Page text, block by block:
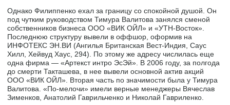
Однако Филиппенко ехал за границу со спокойной душой. Он
под чутким руководством Тимура Валитова занялся сменой
собственников бизнеса ООО «ВИК ОЙЛ» и «УТН-Восток».
Последнюю структуру вывели в оффшор, оформив на
ИНФОТЕКС ЭН.ВИ (Ангилья Британская Вест-Индия, Саус
Хилл, Хейвуд Хаус, 294). По этому же адресу числилась еще
одна фирма — «Артекст интро ЭсЭй». В 2006 году, за полгода
до смерти Такташева, в нее вывели основной актив акций
ООО «ВИК ОЙЛ». Вторая часть по значимости была у Тимура
Валитова. «По-мелочи» имели верные менеджеры Вячеслав
Зименков, Анатолий Гаврильченко и Николай Гавриленко.